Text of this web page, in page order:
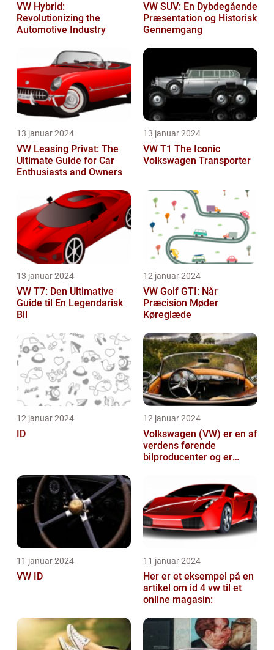
VW Hybrid:
Revolutionizing the
Automotive Industry
VW SUV: En Dybdegående
Præsentation og Historisk
Gennemgang
13 januar 2024
VW Leasing Privat: The
Ultimate Guide for Car
Enthusiasts and Owners
13 januar 2024
VW T1 The Iconic
Volkswagen Transporter
13 januar 2024
VW T7: Den Ultimative
Guide til En Legendarisk
Bil
12 januar 2024
VW Golf GTI: Når
Præcision Møder
Køreglæde
12 januar 2024
ID
12 januar 2024
Volkswagen (VW) er en af
verdens førende
bilproducenter og er
kvalitetsbiler til...
11 januar 2024
VW ID
11 januar 2024
Her er et eksempel på en
artikel om id 4 vw til et
online magasin: